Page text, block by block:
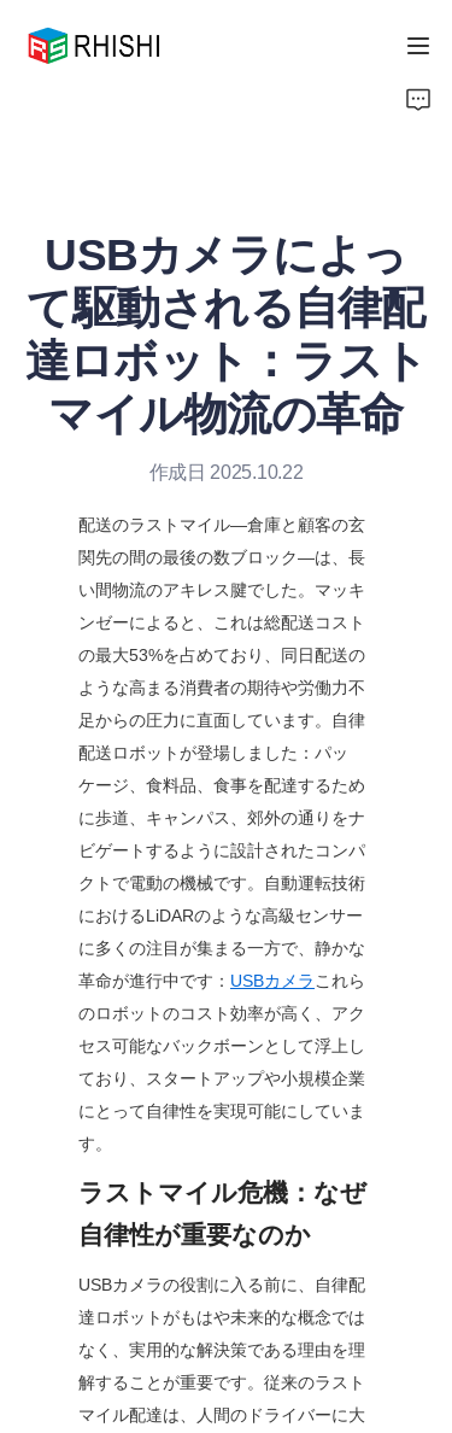
USBカメラによっ
て駆動される自律配
達ロボット：ラスト
マイル物流の革命
作成日 2025.10.22
配送のラストマイル—倉庫と顧客の玄
関先の間の最後の数ブロック—は、長
い間物流のアキレス腱でした。マッキ
ンゼーによると、これは総配送コスト
の最大53%を占めており、同日配送の
ような高まる消費者の期待や労働力不
足からの圧力に直面しています。自律
配送ロボットが登場しました：パッ
ケージ、食料品、食事を配達するため
に歩道、キャンパス、郊外の通りをナ
ビゲートするように設計されたコンパ
クトで電動の機械です。自動運転技術
におけるLiDARのような高級センサー
に多くの注目が集まる一方で、静かな
革命が進行中です： USBカメラこれら
のロボットのコスト効率が高く、アク
セス可能なバックボーンとして浮上し
ており、スタートアップや小規模企業
にとって自律性を実現可能にしていま
す。
ラストマイル危機：なぜ
自律性が重要なのか
USBカメラの役割に入る前に、自律配
達ロボットがもはや未来的な概念では
なく、実用的な解決策である理由を理
解することが重要です。従来のラスト
マイル配達は、人間のドライバーに大
About Us
News
Support